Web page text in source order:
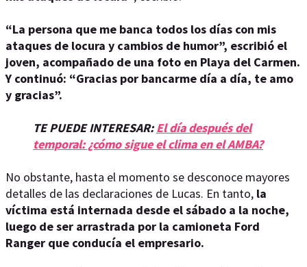
“La persona que me banca todos los días con mis
ataques de locura y cambios de humor”, escribió el
joven, acompañado de una foto en Playa del Carmen.
Y continuó: “Gracias por bancarme día a día, te amo
y gracias”.
TE PUEDE INTERESAR:El día después del
temporal: ¿cómo sigue el clima en el AMBA?
No obstante, hasta el momento se desconoce mayores
detalles de las declaraciones de Lucas. En tanto, la
víctima está internada desde el sábado a la noche,
luego de ser arrastrada por la camioneta Ford
Ranger que conducía el empresario.